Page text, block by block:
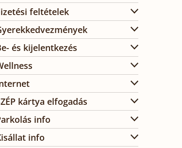
feltételek
és kijelentkezés
kártya elfogadás
info
info